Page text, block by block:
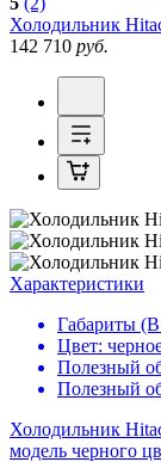
Холодильник
142 710 руб.
Характеристики
Габариты
Цвет:
Полезный
Полезный
Холодильник
модель черного